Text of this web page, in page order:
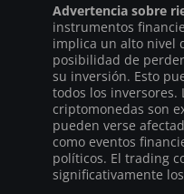
Advertencia sobre
instrumentos
implica un alto nivel
posibilidad de
su inversión. Esto
todos los inversores.
criptomonedas son
pueden verse
como eventos
políticos. El trading
significativamente